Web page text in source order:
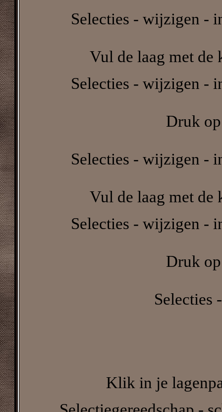
Selecties - wijzigen -
Vul de laag met de
Selecties - wijzigen -
Druk
Selecties - wijzigen -
Vul de laag met de
Selecties - wijzigen -
Druk
Selecties
Klik in je